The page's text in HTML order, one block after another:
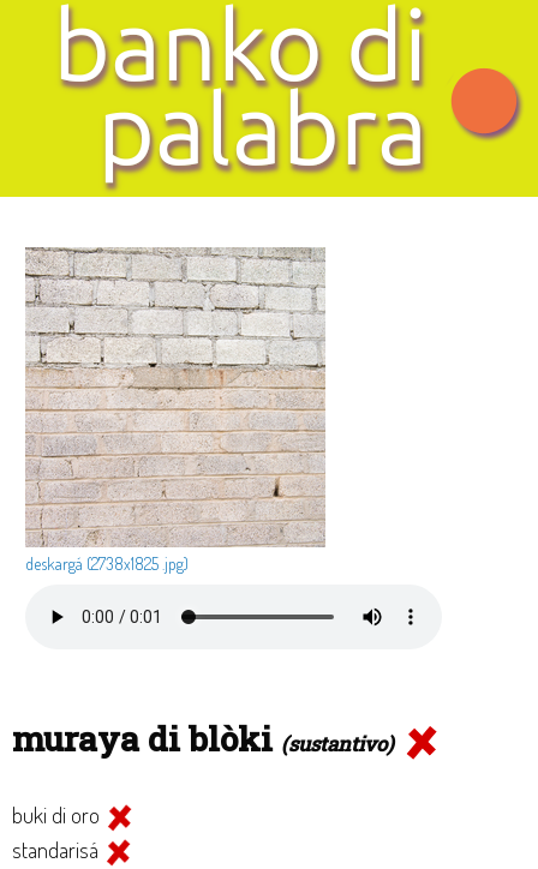
deskargá (2738x1825 .jpg)
muraya di blòki (sustantivo)
buki di oro
standarisá